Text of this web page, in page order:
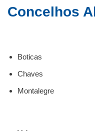
Concelhos
Boticas
Chaves
Montalegre